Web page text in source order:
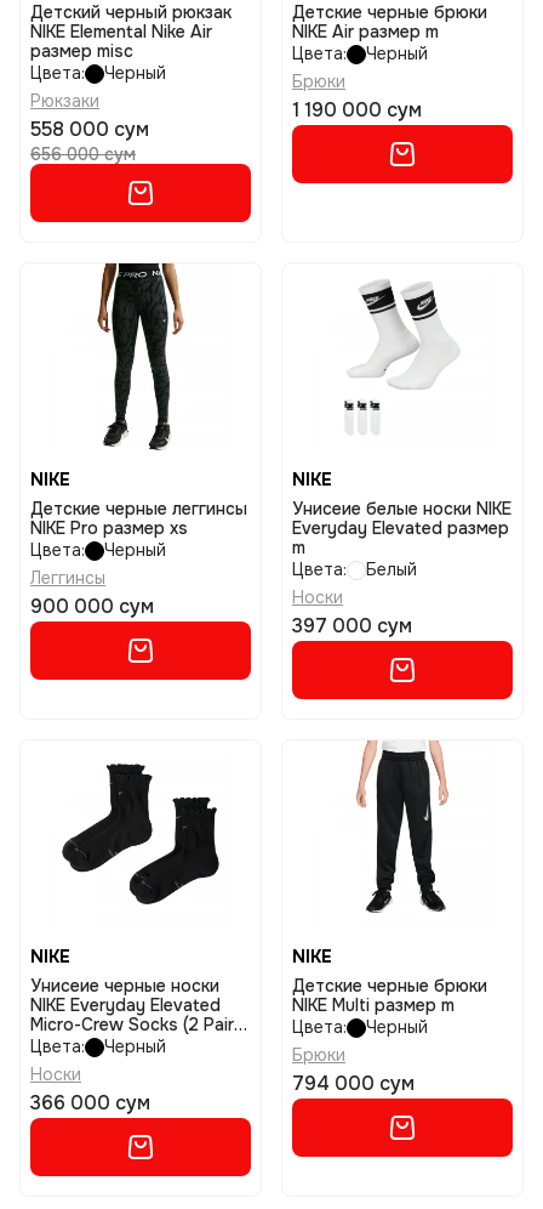
Детский черный рюкзак
NIKE Elemental Nike Air
размер misc
Цвета:
Черный
Рюкзаки
558 000 сум
656 000 сум
Детские черные брюки
NIKE Air размер m
Цвета:
Черный
Брюки
1 190 000 сум
NIKE
Детские черные леггинсы
NIKE Pro размер xs
Цвета:
Черный
Леггинсы
900 000 сум
NIKE
Унисеие белые носки NIKE
Everyday Elevated размер
m
Цвета:
Белый
Носки
397 000 сум
NIKE
Унисеие черные носки
NIKE Everyday Elevated
Micro-Crew Socks (2 Pairs)
размер l
Цвета:
Черный
Носки
366 000 сум
NIKE
Детские черные брюки
NIKE Multi размер m
Цвета:
Черный
Брюки
794 000 сум